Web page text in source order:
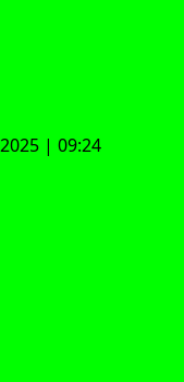
| 09:24